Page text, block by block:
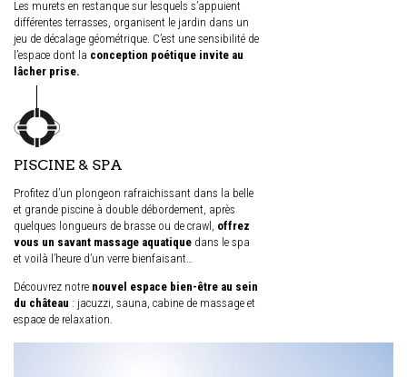
Les murets en restanque sur lesquels s’appuient
différentes terrasses, organisent le jardin dans un
jeu de décalage géométrique. C’est une sensibilité de
l’espace dont la conception poétique invite au
lâcher prise.
PISCINE & SPA
Profitez d’un plongeon rafraichissant dans la belle
et grande piscine à double débordement, après
quelques longueurs de brasse ou de crawl, offrez
vous un savant massage aquatique dans le spa
et voilà l’heure d’un verre bienfaisant…
Découvrez notre nouvel espace bien-être au sein
du château : jacuzzi, sauna, cabine de massage et
espace de relaxation.